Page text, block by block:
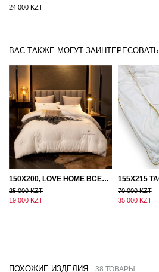
24 000 KZT
ВАС ТАКЖЕ МОГУТ ЗАИНТЕРЕСОВАТЬ
150Х200, LOVE HOME ВСЕСЕЗОННОЕ ОДЕЯЛО ИЗ ХЛОПКА С НАПОЛНИТЕЛЕМ МИКРОГЕЛЬ
25 000 KZT
19 000 KZT
70 000 KZT
35 000 KZT
ПОХОЖИЕ ИЗДЕЛИЯ 38 ТОВАРЫ